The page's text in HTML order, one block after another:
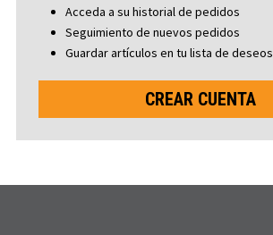
Acceda a su historial de pedidos
Seguimiento de nuevos pedidos
Guardar artículos en tu lista de deseos
CREAR CUENTA